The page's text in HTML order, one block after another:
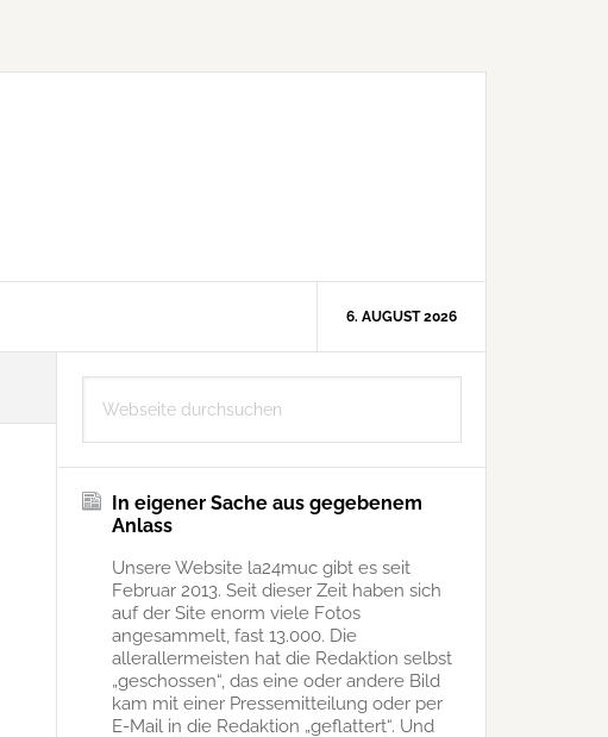
6. AUGUST 2026
Seitenspalte
durchsuchen
In eigener Sache aus gegebenem
Anlass
Unsere Website la24muc gibt es seit
Februar 2013. Seit dieser Zeit haben sich
auf der Site enorm viele Fotos
angesammelt, fast 13.000. Die
allerallermeisten hat die Redaktion selbst
„geschossen“, das eine oder andere Bild
kam mit einer Pressemitteilung oder per
E-Mail in die Redaktion „geflattert“. Und